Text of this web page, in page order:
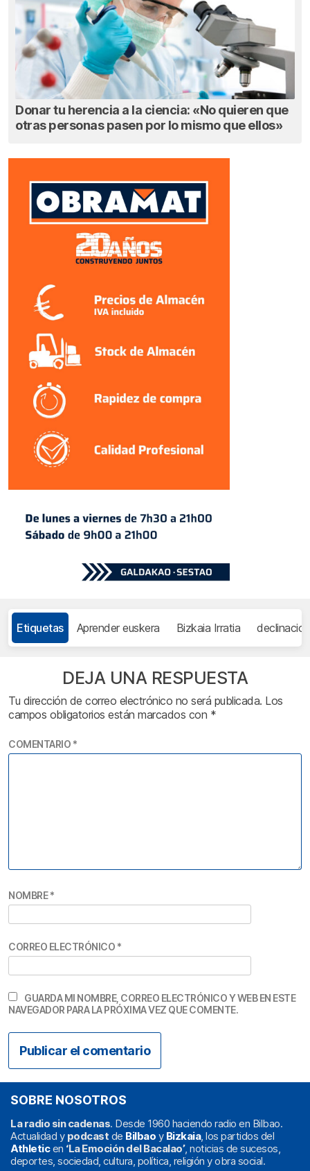
Donar tu herencia a la ciencia: «No quieren que
otras personas pasen por lo mismo que ellos»
Etiquetas Aprender euskera Bizkaia Irratia
DEJA UNA RESPUESTA
Tu dirección de correo electrónico no será publicada. Los
campos obligatorios están marcados con *
COMENTARIO *
NOMBRE*
CORREO ELECTRÓNICO *
GUARDA MI NOMBRE, CORREO ELECTRÓNICO Y WEB EN ESTE
NAVEGADOR PARA LA PRÓXIMA VEZ QUE COMENTE.
SOBRE NOSOTROS
La radio sin cadenas. Desde 1960 haciendo radio en Bilbao.
Actualidad y podcast de Bilbao y Bizkaia, los partidos del
Athleticen ‘La Emoción del Bacalao’, noticias de sucesos,
deportes, sociedad, cultura, política, religión y obra social.